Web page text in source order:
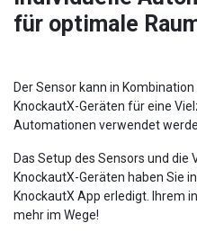
für optimale
Der Sensor kann in
KnockautX-Geräten für eine
Automationen verwendet
Das Setup des Sensors und
KnockautX-Geräten haben Sie
KnockautX App erledigt. Ihrem
mehr im Wege!